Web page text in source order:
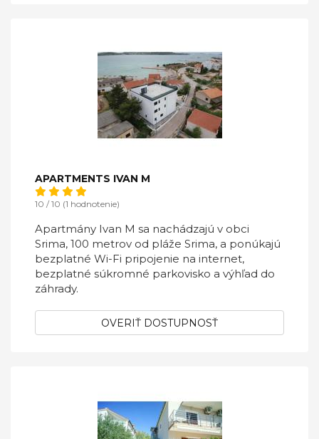
APARTMENTS IVAN M
10 / 10 (1 hodnotenie)
Apartmány Ivan M sa nachádzajú v obci
Srima, 100 metrov od pláže Srima, a ponúkajú
bezplatné Wi-Fi pripojenie na internet,
bezplatné súkromné ​​parkovisko a výhľad do
záhrady.
OVERIŤ DOSTUPNOSŤ